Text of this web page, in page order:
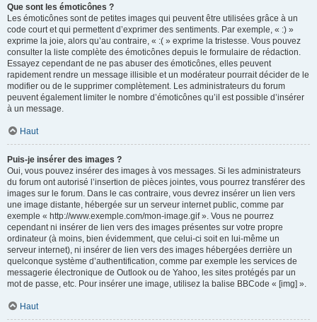
Que sont les émoticônes ?
Les émoticônes sont de petites images qui peuvent être utilisées grâce à un
code court et qui permettent d’exprimer des sentiments. Par exemple, « :) »
exprime la joie, alors qu’au contraire, « :( » exprime la tristesse. Vous pouvez
consulter la liste complète des émoticônes depuis le formulaire de rédaction.
Essayez cependant de ne pas abuser des émoticônes, elles peuvent
rapidement rendre un message illisible et un modérateur pourrait décider de le
modifier ou de le supprimer complètement. Les administrateurs du forum
peuvent également limiter le nombre d’émoticônes qu’il est possible d’insérer
à un message.
Haut
Puis-je insérer des images ?
Oui, vous pouvez insérer des images à vos messages. Si les administrateurs
du forum ont autorisé l’insertion de pièces jointes, vous pourrez transférer des
images sur le forum. Dans le cas contraire, vous devrez insérer un lien vers
une image distante, hébergée sur un serveur internet public, comme par
exemple « http://www.exemple.com/mon-image.gif ». Vous ne pourrez
cependant ni insérer de lien vers des images présentes sur votre propre
ordinateur (à moins, bien évidemment, que celui-ci soit en lui-même un
serveur internet), ni insérer de lien vers des images hébergées derrière un
quelconque système d’authentification, comme par exemple les services de
messagerie électronique de Outlook ou de Yahoo, les sites protégés par un
mot de passe, etc. Pour insérer une image, utilisez la balise BBCode « [img] ».
Haut